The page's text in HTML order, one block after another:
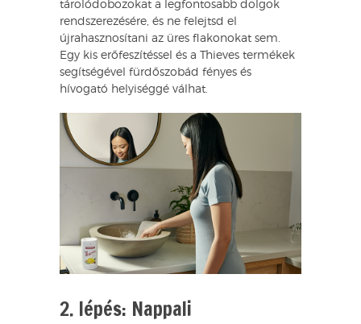
tárolódobozokat a legfontosabb dolgok
rendszerezésére, és ne felejtsd el
újrahasznosítani az üres flakonokat sem.
Egy kis erőfeszítéssel és a Thieves termékek
segítségével fürdőszobád fényes és
hívogató helyiséggé válhat.
2. lépés: Nappali